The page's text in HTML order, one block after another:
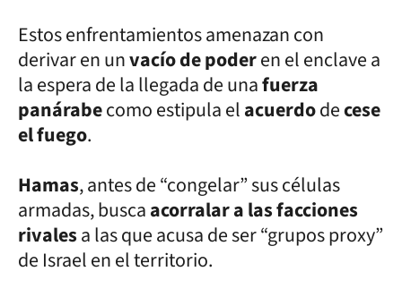
Estos enfrentamientos amenazan con
derivar en unvacío de poderen el enclave a
la espera de la llegada de unafuerza
panárabecomo estipula elacuerdodecese
el fuego.
Hamas, antes de “congelar” sus células
armadas, buscaacorralar a las facciones
rivalesa las que acusa de ser “grupos proxy”
de Israel en el territorio.